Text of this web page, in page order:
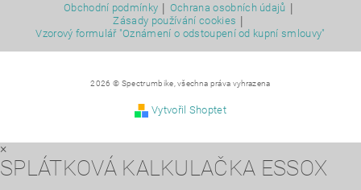
Obchodní podmínky | Ochrana osobních údajů |
Zásady používání cookies |
Vzorový formulář "Oznámení o odstoupení od kupní smlouvy"
2026 © Spectrumbike, všechna práva vyhrazena
Vytvořil Shoptet
×
SPLÁTKOVÁ KALKULAČKA ESSOX